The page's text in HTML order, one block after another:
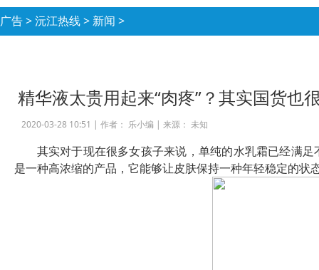
广告>沅江热线> 新闻 >
精华液太贵用起来“肉疼”？其实国货也
2020-03-28 10:51 | 作者： 乐小编 | 来源： 未知
其实对于现在很多女孩子来说，单纯的水乳霜已经满
是一种高浓缩的产品，它能够让皮肤保持一种年轻稳定的状